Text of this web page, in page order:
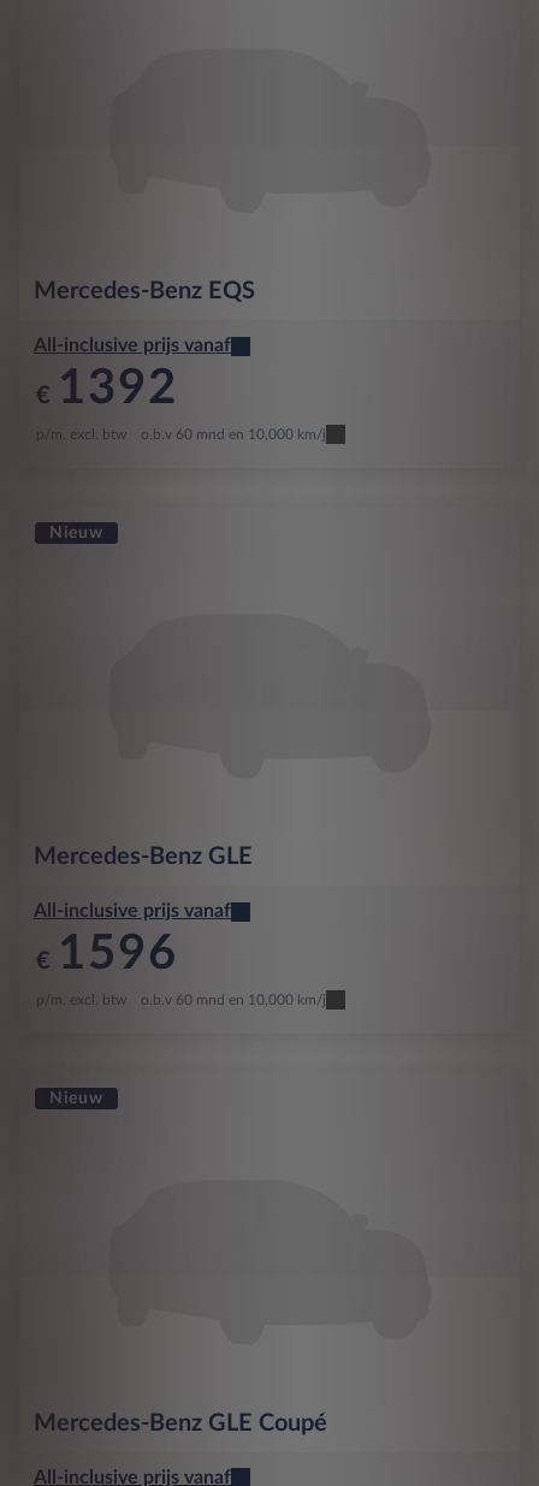
Mercedes-Benz EQS
All-inclusive prijs vanaf
€ 1392
p/m. excl. btw o.b.v 60 mnd en 10,000 km/j
Nieuw
Mercedes-Benz GLE
All-inclusive prijs vanaf
€ 1596
p/m. excl. btw o.b.v 60 mnd en 10,000 km/j
Nieuw
Mercedes-Benz GLE Coupé
All-inclusive prijs vanaf